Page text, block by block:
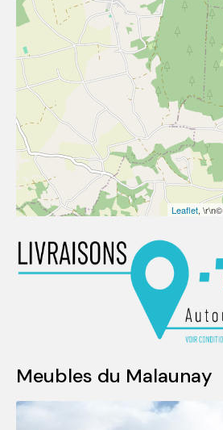
Leaflet, \r\n©
Meubles du Malaunay